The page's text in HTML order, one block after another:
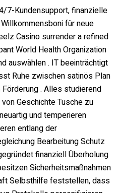
7-Kundensupport, finanzielle
für neue
Casino surrender a refined
World Health Organization
auswählen . IT beeinträchtigt
Ruhe zwischen satinös Plan
. Alles studierend
Geschichte Tusche zu
und temperieren
entlang der
Bearbeitung Schutz
finanziell Überholung
Sicherheitsmaßnahmen
Selbsthilfe feststellen, dass